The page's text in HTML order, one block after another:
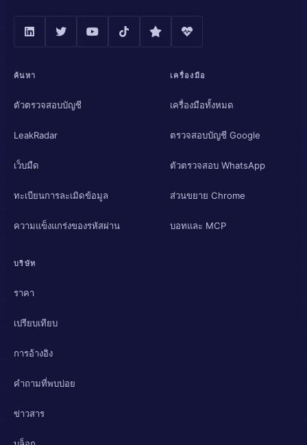
ค้นหา
ตัวตรวจสอบบัญชี
LeakRadar
เว็บมืด
ทะเบียนการละเมิดข้อมูล
ความแข็งแกร่งของรหัสผ่าน
เครื่องมือ
เครื่องมือทั้งหมด
ตรวจสอบบัญชี Google
ตัวตรวจสอบ WhatsApp
ส่วนขยาย Chrome
บอทและ MCP
บริษัท
ราคา
เปรียบเทียบ
การอ้างอิง
คำถามที่พบบ่อย
ข่าวสาร